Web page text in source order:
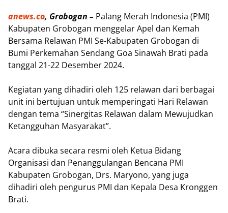
anews.co, Grobogan – Palang Merah Indonesia (PMI)
Kabupaten Grobogan menggelar Apel dan Kemah
Bersama Relawan PMI Se-Kabupaten Grobogan di
Bumi Perkemahan Sendang Goa Sinawah Brati pada
tanggal 21-22 Desember 2024.
Kegiatan yang dihadiri oleh 125 relawan dari berbagai
unit ini bertujuan untuk memperingati Hari Relawan
dengan tema “Sinergitas Relawan dalam Mewujudkan
Ketangguhan Masyarakat”.
Acara dibuka secara resmi oleh Ketua Bidang
Organisasi dan Penanggulangan Bencana PMI
Kabupaten Grobogan, Drs. Maryono, yang juga
dihadiri oleh pengurus PMI dan Kepala Desa Kronggen
Brati.